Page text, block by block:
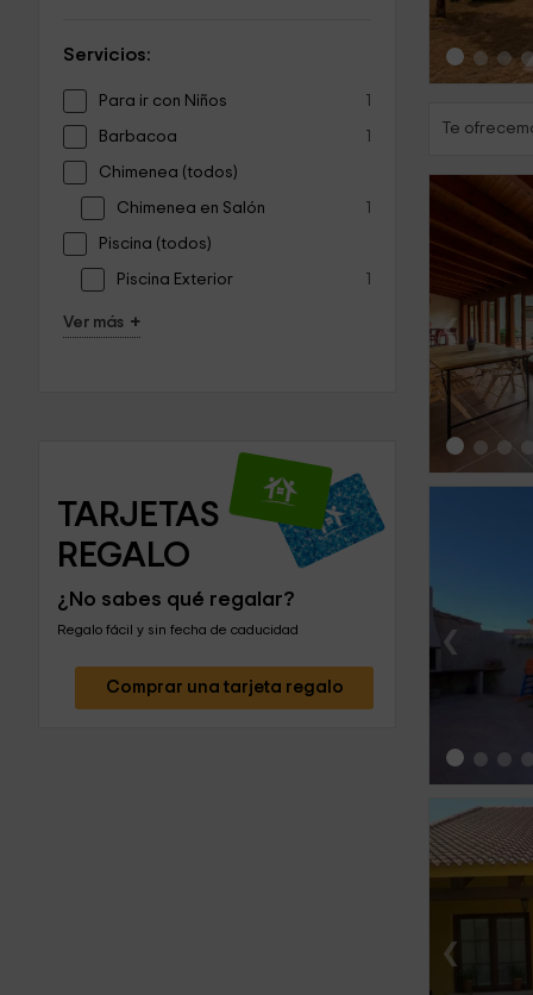
Servicios:
Para ir con Niños 1
Barbacoa 1
Chimenea (todos)
Chimenea en Salón 1
Piscina (todos)
Piscina Exterior 1
Ver más +
TARJETAS
REGALO
¿No sabes qué regalar?
Regalo fácil y sin fecha de caducidad
Comprar una tarjeta regalo
Te
‹
‹
‹